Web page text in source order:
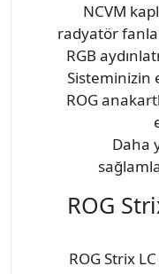
NCVM
radyatör
RGB
Sisteminizin
ROG
Daha
ROG
ROG Strix